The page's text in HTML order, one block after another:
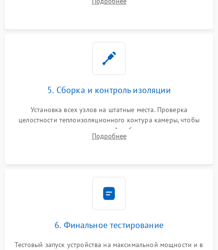
выгоревших реле, восстановление контактов и замена
5. Сборка и контроль изоляции
Установка всех узлов на штатные места. Проверка
целостности теплоизоляционного контура камеры, чтобы
исключить перегрев кухонной мебели и потерю тепла.
Надежная фиксация клемм и сборка корпуса шкафа.
Подробнее
6. Финальное тестирование
Тестовый запуск устройства на максимальной мощности и в